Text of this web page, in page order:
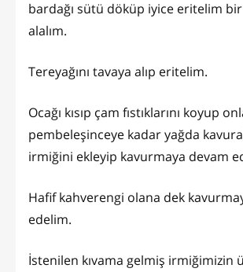
bardağı sütü döküp iyice eritelim
alalım.
Tereyağını tavaya alıp eritelim.
Ocağı kısıp çam fıstıklarını koyup
pembeleşinceye kadar yağda
irmiğini ekleyip kavurmaya devam
Hafif kahverengi olana dek
edelim.
İstenilen kıvama gelmiş irmiğimizin